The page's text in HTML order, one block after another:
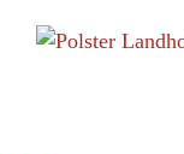
Inhalt